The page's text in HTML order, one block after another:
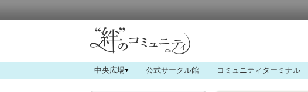
中央広場 公式サークル館 コミュニティターミナル